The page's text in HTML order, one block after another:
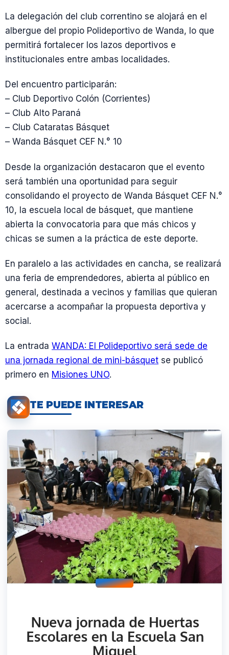
La delegación del club correntino se alojará en el
albergue del propio Polideportivo de Wanda, lo que
permitirá fortalecer los lazos deportivos e
institucionales entre ambas localidades.
Del encuentro participarán:
– Club Deportivo Colón (Corrientes)
– Club Alto Paraná
– Club Cataratas Básquet
– Wanda Básquet CEF N.° 10
Desde la organización destacaron que el evento
será también una oportunidad para seguir
consolidando el proyecto de Wanda Básquet CEF N.°
10, la escuela local de básquet, que mantiene
abierta la convocatoria para que más chicos y
chicas se sumen a la práctica de este deporte.
En paralelo a las actividades en cancha, se realizará
una feria de emprendedores, abierta al público en
general, destinada a vecinos y familias que quieran
acercarse a acompañar la propuesta deportiva y
social.
La entrada WANDA: El Polideportivo será sede de
una jornada regional de mini-básquet se publicó
primero en Misiones UNO.
TE PUEDE INTERESAR